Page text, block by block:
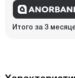
Итого за 3